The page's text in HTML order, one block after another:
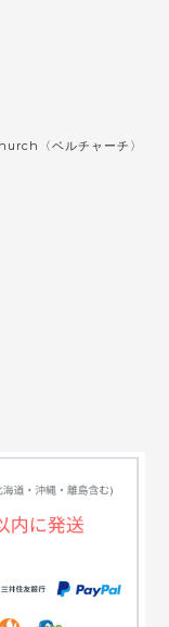
〈ベルチャーチ〉